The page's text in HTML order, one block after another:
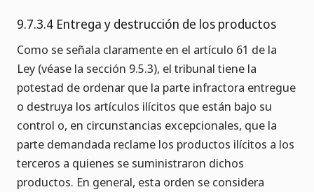
9.7.3.4 Entrega y destrucción de los productos
Como se señala claramente en el artículo 61 de la
Ley (véase la sección 9.5.3), el tribunal tiene la
potestad de ordenar que la parte infractora entregue
o destruya los artículos ilícitos que están bajo su
control o, en circunstancias excepcionales, que la
parte demandada reclame los productos ilícitos a los
terceros a quienes se suministraron dichos
productos. En general, esta orden se considera